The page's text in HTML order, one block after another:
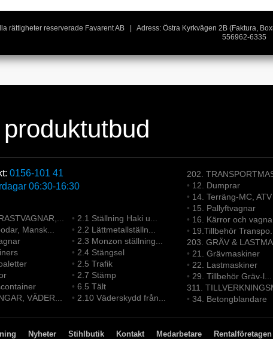
rättigheter reserverade Favarent AB | Adress: Östra Kyrkvägen 2B (Faktura,
556962-6335
0156-101 41
06:30-16:30
Mansk...
VÄDER...
• 2.1 Ställning Haki u...
• 2.2 Lättmetallställn...
• 2.3 Monzon ställning...
• 2.4 Stängsel
• 2.5 Trafik
• 2.7 Stämp
• 6.5 Tält
• 2.10 Väderskydd från...
202.
• 12. Dumprar
• 14. Terräng-MC, ATV
• 15. Pallyftvagnar
• 16. Kärror och
• 19.Tillbehör Transpo...
203. GRÄV &
• 21. Grävmaskiner
• 22. Lastmaskiner
• 29. Tillbehör Gräv-l...
311.
• 34. Betongblandare
Nyheter Stihlbutik Kontakt Medarbetare Rentalföretagen